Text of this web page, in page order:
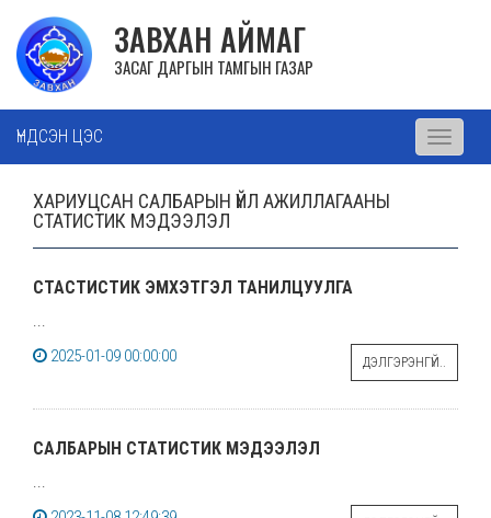
ЗАВХАН АЙМАГ
ЗАСАГ ДАРГЫН ТАМГЫН ГАЗАР
ҮНДСЭН ЦЭС
Toggle
ХАРИУЦСАН САЛБАРЫН ҮЙЛ АЖИЛЛАГААНЫ
СТАТИСТИК МЭДЭЭЛЭЛ
СТАСТИСТИК ЭМХЭТГЭЛ ТАНИЛЦУУЛГА
...
2025-01-09 00:00:00
ДЭЛГЭРЭНГҮЙ..
САЛБАРЫН СТАТИСТИК МЭДЭЭЛЭЛ
...